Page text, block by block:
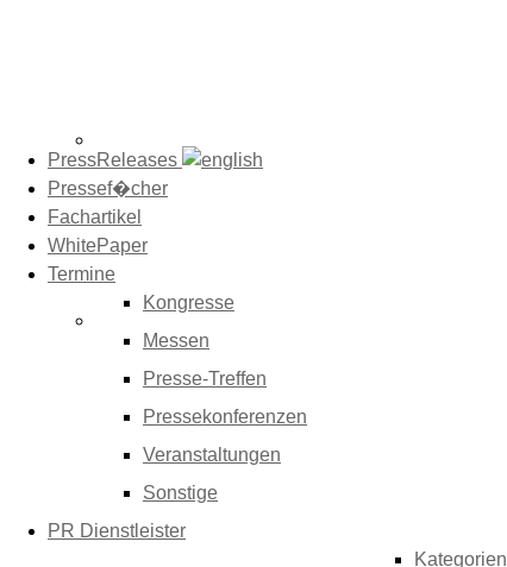
PressReleases
Pressef�cher
Fachartikel
WhitePaper
Termine
Kongresse
Messen
Presse-Treffen
Pressekonferenzen
Veranstaltungen
Sonstige
PR Dienstleister
Kategorien